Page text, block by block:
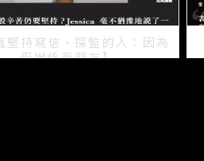
堅持寫信、探監的人：因為
佢哋係我朋友】